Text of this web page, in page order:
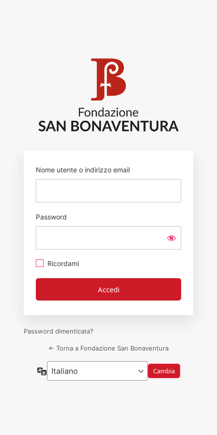
Nome utente o indirizzo email
Password
Ricordami
Password dimenticata?
← Torna a Fondazione San Bonaventura
Lingua